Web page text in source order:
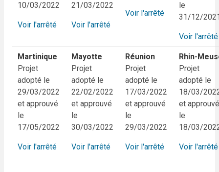
10/03/2022
Voir l'arrêté
21/03/2022
Voir l'arrêté
Voir l'arrêté
le
31/12/
Voir l'arrêté
Martinique
Projet
adopté le
29/03/2022
et approuvé
le
17/05/2022
Voir l'arrêté
Mayotte
Projet
adopté le
22/02/2022
et approuvé
le
30/03/2022
Voir l'arrêté
Réunion
Projet
adopté le
17/03/2022
et approuvé
le
29/03/2022
Voir l'arrêté
Rhin-
Projet
adopté le
18/03/
et approuvé
le
18/03/
Voir l'arrêté